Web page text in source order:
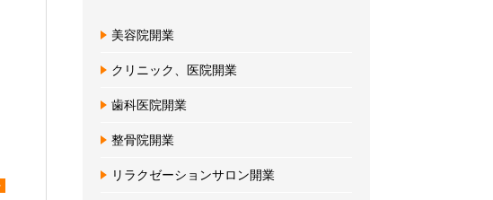
美容院開業
クリニック、医院開業
歯科医院開業
整骨院開業
リラクゼーションサロン開業